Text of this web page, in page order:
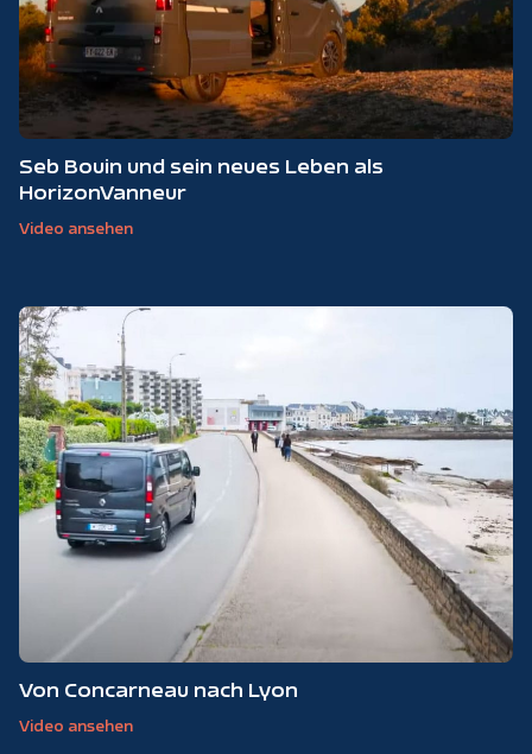
Seb Bouin und sein neues Leben als
HorizonVanneur
Video ansehen
Von Concarneau nach Lyon
Video ansehen